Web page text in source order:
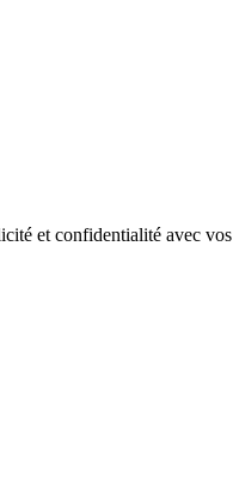
et confidentialité avec